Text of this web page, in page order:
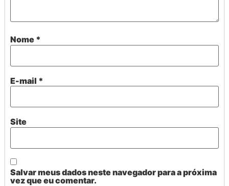
Nome *
E-mail *
Site
Salvar meus dados neste navegador para a próxima
vez que eu comentar.